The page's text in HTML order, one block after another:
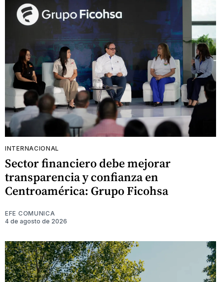
INTERNACIONAL
Sector financiero debe mejorar
transparencia y confianza en
Centroamérica: Grupo Ficohsa
EFE COMUNICA
4 de agosto de 2026